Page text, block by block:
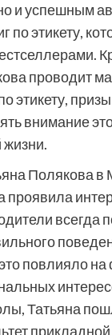
и успешным
по этикету,
проводит
этикету,
внимание
жизни.
Полякова в
проявила
всегда
повлияло
Татьяна
прикладной